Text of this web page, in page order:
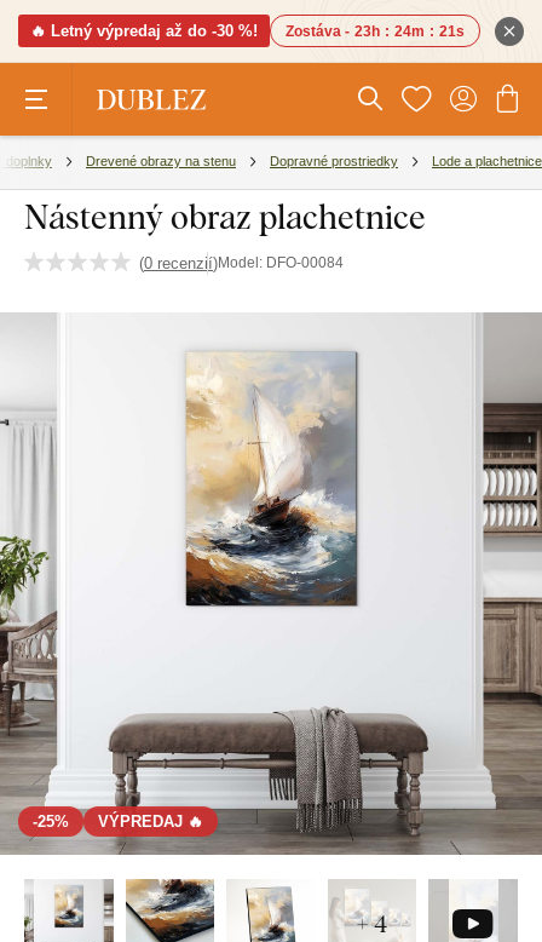
🔥 Letný výpredaj až do -30 %! Zostáva - 23h : 24m : 20s
doplnky Drevené obrazy na stenu Dopravné prostriedky Lode a plachetnice
Nástenný obraz plachetnice
(0 recenzií)Model: DFO-00084
-25% VÝPREDAJ 🔥
+ 4